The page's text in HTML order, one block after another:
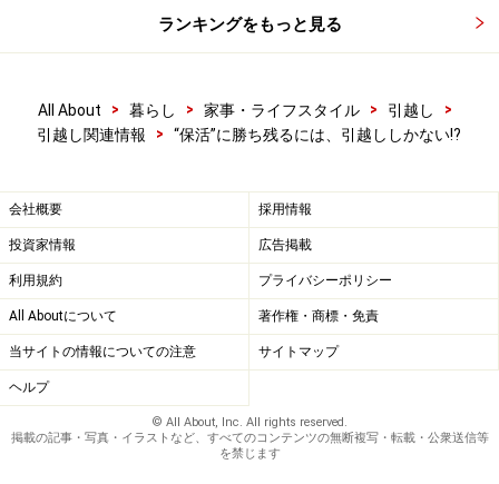
ランキングをもっと見る
All About > 暮らし > 家事・ライフスタイル > 引越し
>
引越し関連情報
> “保活”に勝ち残るには、引越ししかない!?
会社概要 採用情報
投資家情報 広告掲載
利用規約 プライバシーポリシー
All Aboutについて 著作権・商標・免責
当サイトの情報についての注意 サイトマップ
ヘルプ
© All About, Inc. All rights reserved.
掲載の記事・写真・イラストなど、すべてのコンテンツの無断複写・転載・公衆送信等
を禁じます